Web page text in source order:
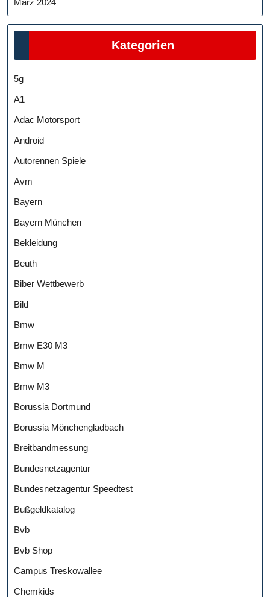
März 2024
Kategorien
5g
A1
Adac Motorsport
Android
Autorennen Spiele
Avm
Bayern
Bayern München
Bekleidung
Beuth
Biber Wettbewerb
Bild
Bmw
Bmw E30 M3
Bmw M
Bmw M3
Borussia Dortmund
Borussia Mönchengladbach
Breitbandmessung
Bundesnetzagentur
Bundesnetzagentur Speedtest
Bußgeldkatalog
Bvb
Bvb Shop
Campus Treskowallee
Chemkids